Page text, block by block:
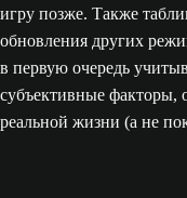
игру позже. Также
обновления других
в первую очередь
субъективные факторы,
реальной жизни (а не